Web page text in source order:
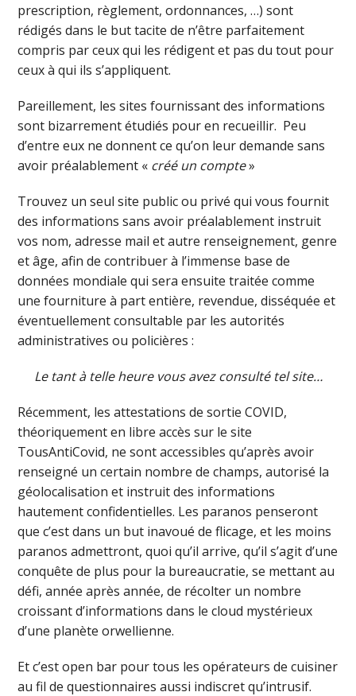
prescription, règlement, ordonnances, …) sont
rédigés dans le but tacite de n’être parfaitement
compris par ceux qui les rédigent et pas du tout pour
ceux à qui ils s’appliquent.
Pareillement, les sites fournissant des informations
sont bizarrement étudiés pour en recueillir. Peu
d’entre eux ne donnent ce qu’on leur demande sans
avoir préalablement « créé un compte»
Trouvez un seul site public ou privé qui vous fournit
des informations sans avoir préalablement instruit
vos nom, adresse mail et autre renseignement, genre
et âge, afin de contribuer à l’immense base de
données mondiale qui sera ensuite traitée comme
une fourniture à part entière, revendue, disséquée et
éventuellement consultable par les autorités
administratives ou policières :
Le tant à telle heure vous avez consulté tel site…
Récemment, les attestations de sortie COVID,
théoriquement en libre accès sur le site
TousAntiCovid, ne sont accessibles qu’après avoir
renseigné un certain nombre de champs, autorisé la
géolocalisation et instruit des informations
hautement confidentielles. Les paranos penseront
que c’est dans un but inavoué de flicage, et les moins
paranos admettront, quoi qu’il arrive, qu’il s’agit d’une
conquête de plus pour la bureaucratie, se mettant au
défi, année après année, de récolter un nombre
croissant d’informations dans le cloud mystérieux
d’une planète orwellienne.
Et c’est open bar pour tous les opérateurs de cuisiner
au fil de questionnaires aussi indiscret qu’intrusif.